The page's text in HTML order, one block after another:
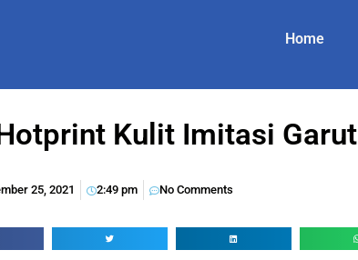
Home
Kulit Imitasi Garut
25, 2021 2:49 pm No Comments